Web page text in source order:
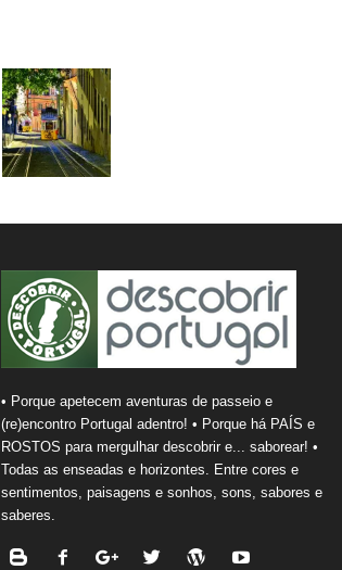
• Porque apetecem aventuras de passeio e
(re)encontro Portugal adentro! • Porque há PAÍS e
ROSTOS para mergulhar descobrir e... saborear! •
Todas as enseadas e horizontes. Entre cores e
sentimentos, paisagens e sonhos, sons, sabores e
saberes.